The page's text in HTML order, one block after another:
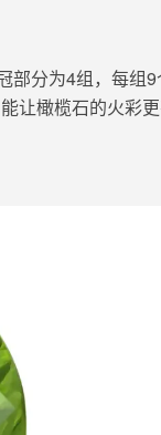
部分为4组，每组
让橄榄石的火彩